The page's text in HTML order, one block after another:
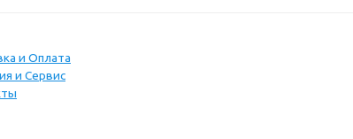
и Оплата
и Сервис